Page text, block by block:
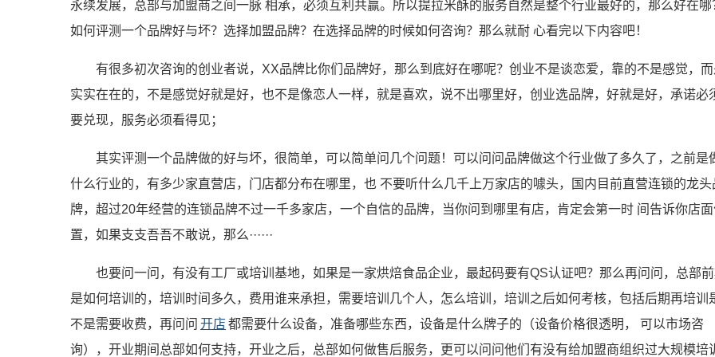
永续发展，总部与加盟商之间一脉 相承，必须互利共赢。所以提拉米酥的服务自然是整个行业最好的，那么好在哪
如何评测一个品牌好与坏？选择加盟品牌？在选择品牌的时候如何咨询？那么就耐 心看完以下内容吧！
有很多初次咨询的创业者说，XX品牌比你们品牌好，那么到底好在哪呢？创业不是谈恋爱，靠的不是感觉，而
实实在在的，不是感觉好就是好，也不是像恋人一样，就是喜欢，说不出哪里好，创业选品牌，好就是好，承诺必
要兑现，服务必须看得见；
其实评测一个品牌做的好与坏，很简单，可以简单问几个问题！可以问问品牌做这个行业做了多久了，之前是
什么行业的，有多少家直营店，门店都分布在哪里，也 不要听什么几千上万家店的噱头，国内目前直营连锁的龙头
牌，超过20年经营的连锁品牌不过一千多家店，一个自信的品牌，当你问到哪里有店，肯定会第一时 间告诉你店面
置，如果支支吾吾不敢说，那么······
也要问一问，有没有工厂或培训基地，如果是一家烘焙食品企业，最起码要有QS认证吧？那么再问问，总部前
是如何培训的，培训时间多久，费用谁来承担，需要培训几个人，怎么培训，培训之后如何考核，包括后期再培训
不是需要收费，再问问 开店都需要什么设备，准备哪些东西，设备是什么牌子的（设备价格很透明， 可以市场咨
询），开业期间总部如何支持，开业之后，总部如何做售后服务，更可以问问他们有没有给加盟商组织过大规模培训